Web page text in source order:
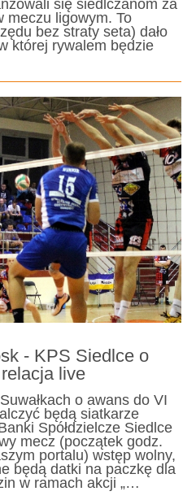
się siedlczanom za
meczu ligowym. To
bez straty seta) dało
której rywalem będzie
- KPS Siedlce o
live
o awans do VI
będą siatkarze
Spółdzielcze Siedlce
mecz (początek godz.
portalu) wstęp wolny,
będą datki na paczkę dla
w ramach akcji „…